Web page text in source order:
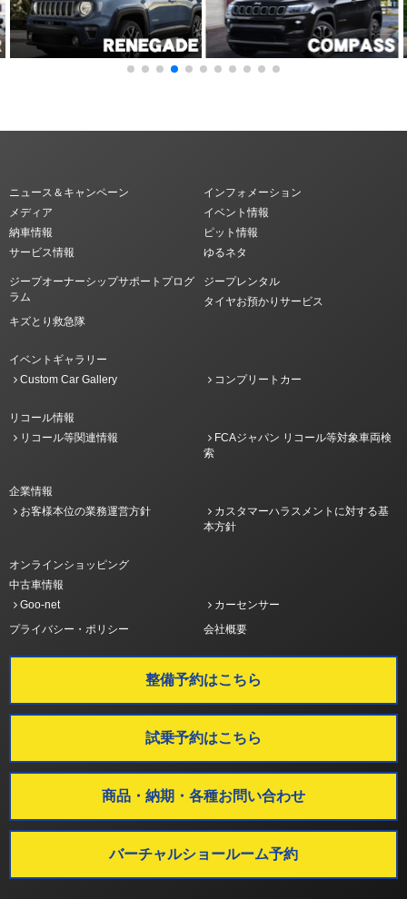
ニュース＆キャンペーン
インフォメーション
メディア
イベント情報
納車情報
ピット情報
サービス情報
ゆるネタ
ジープオーナーシップサポートプログ
ラム
ジープレンタル
タイヤお預かりサービス
キズとり救急隊
イベントギャラリー
Custom Car Gallery
コンプリートカー
リコール情報
リコール等関連情報
FCAジャパン リコール等対象車両検
索
企業情報
お客様本位の業務運営方針
カスタマーハラスメントに対する基
本方針
オンラインショッピング
中古車情報
Goo-net
カーセンサー
プライバシー・ポリシー
会社概要
整備予約はこちら
試乗予約はこちら
商品・納期・各種お問い合わせ
バーチャルショールーム予約